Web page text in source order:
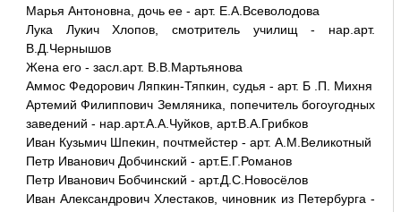
Марья Антоновна, дочь ее - арт. Е.А.Всеволодова
Лука Лукич Хлопов, смотритель училищ - нар.арт.
В.Д.Чернышов
Жена его - засл.арт. В.В.Мартьянова
Аммос Федорович Ляпкин-Тяпкин, судья - арт. Б .П. Михня
Артемий Филиппович Земляника, попечитель богоугодных
заведений - нар.арт.А.А.Чуйков, арт.В.А.Грибков
Иван Кузьмич Шпекин, почтмейстер - арт. А.М.Великотный
Петр Иванович Добчинский - арт.Е.Г.Романов
Петр Иванович Бобчинский - арт.Д.С.Новосёлов
Иван Александрович Хлестаков, чиновник из Петербурга -